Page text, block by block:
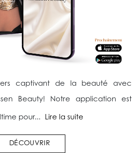
captivant de la beauté avec
Beauty! Notre application est
pour... Lire la suite
DÉCOUVRIR